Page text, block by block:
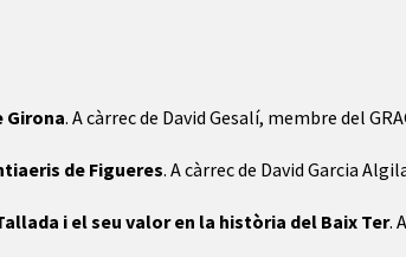
Girona. A càrrec de David Gesalí, membre del
de Figueres. A càrrec de David Garcia
i el seu valor en la història del Baix Ter.